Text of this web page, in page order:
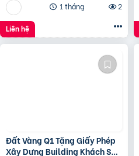
1 tháng
2
Liên hệ
Đất Vàng Q1 Tặng Giấy Phép
Xây Dựng Building Khách Sạn